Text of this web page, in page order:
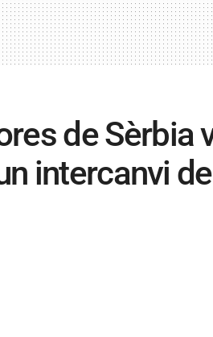
de Sèrbia
intercanvi